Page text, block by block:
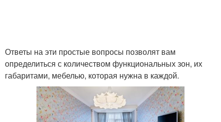
Ответы на эти простые вопросы позволят вам
определиться с количеством функциональных зон, их
габаритами, мебелью, которая нужна в каждой.